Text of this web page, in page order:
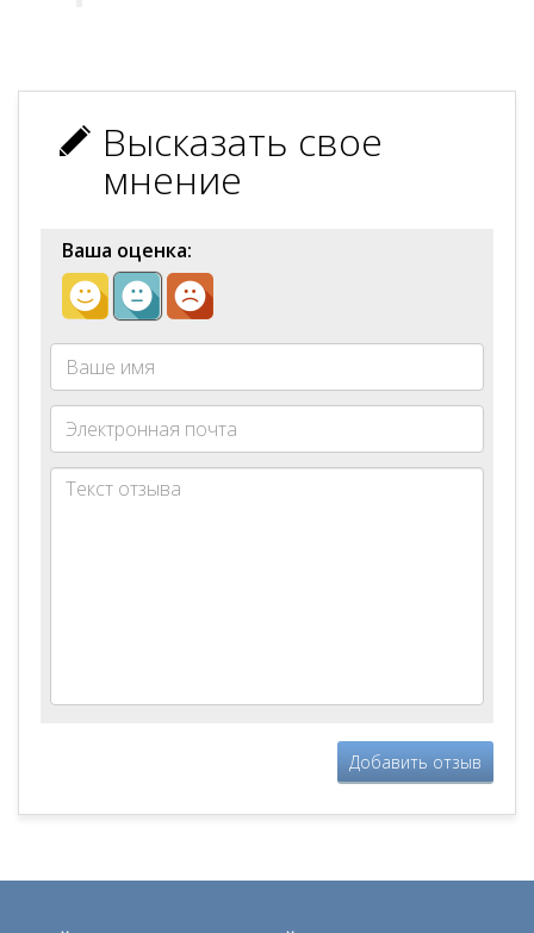
Высказать свое
мнение
Ваша оценка:
Добавить отзыв